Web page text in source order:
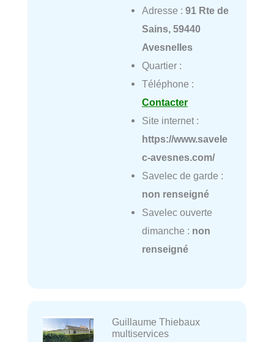
Adresse : 91 Rte de
Sains, 59440
Avesnelles
Quartier :
Téléphone :
Contacter
Site internet :
https://www.savele
c-avesnes.com/
Savelec de garde :
non renseigné
Savelec ouverte
dimanche : non
renseigné
Guillaume Thiebaux
multiservices